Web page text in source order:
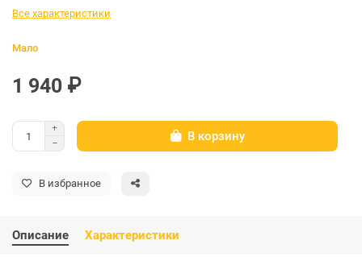
Все характеристики
Мало
1 940 ₽
В корзину
В избранное
Описание Характеристики